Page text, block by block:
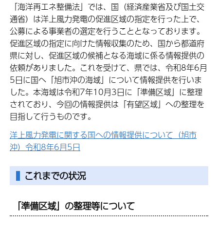
「海洋再エネ整備法」では、国（経済産業省及び国土交
通省）は洋上風力発電の促進区域の指定を行った上で、
公募による事業者の選定を行うこととなっております。
促進区域の指定に向けた情報収集のため、国から都道府
県に対し、促進区域の候補となる海域に係る情報提供の
依頼がありました。これを受けて、県では、令和8年6月
5日に国へ「旭市沖の海域」について情報提供を行いま
した。本海域は令和7年10月3日に「準備区域」に整理
されており、今回の情報提供は「有望区域」への整理を
目指して行うものです。
洋上風力発電に関する国への情報提供について（旭市
沖）令和8年6月5日
これまでの状況
「準備区域」の整理等について